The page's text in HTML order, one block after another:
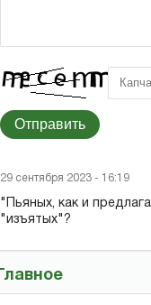
Отправить
29 сентября 2023 - 16:19
"Пьяных, как и
"изъятых"?
Главное